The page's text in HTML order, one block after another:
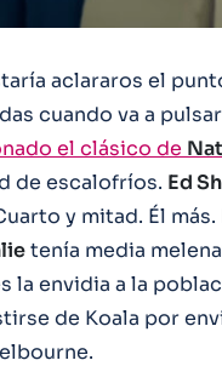
aclararos el
cuando va a
el clásico de
de escalofríos. Ed
y mitad. Él más.
tenía media
la envidia a la
de Koala por